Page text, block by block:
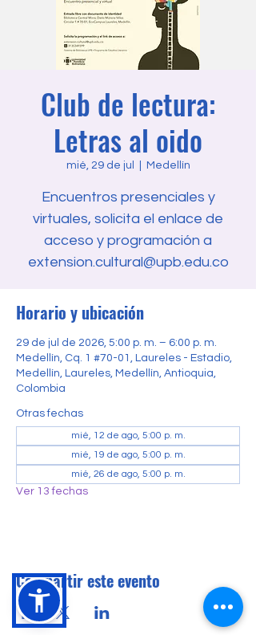
Club de lectura:
Letras al oido
mié, 29 de jul Medellín
Encuentros presenciales y
virtuales, solicita el enlace de
acceso y programación a
extension.cultural@upb.edu.co
Horario y ubicación
29 de jul de 2026, 5:00 p. m. – 6:00 p. m.
Medellín, Cq. 1 #70-01, Laureles - Estadio,
Medellín, Laureles, Medellín, Antioquia,
Colombia
Otras fechas
mié, 12 de ago, 5:00 p. m.
mié, 19 de ago, 5:00 p. m.
mié, 26 de ago, 5:00 p. m.
Ver 13 fechas
Compartir este evento